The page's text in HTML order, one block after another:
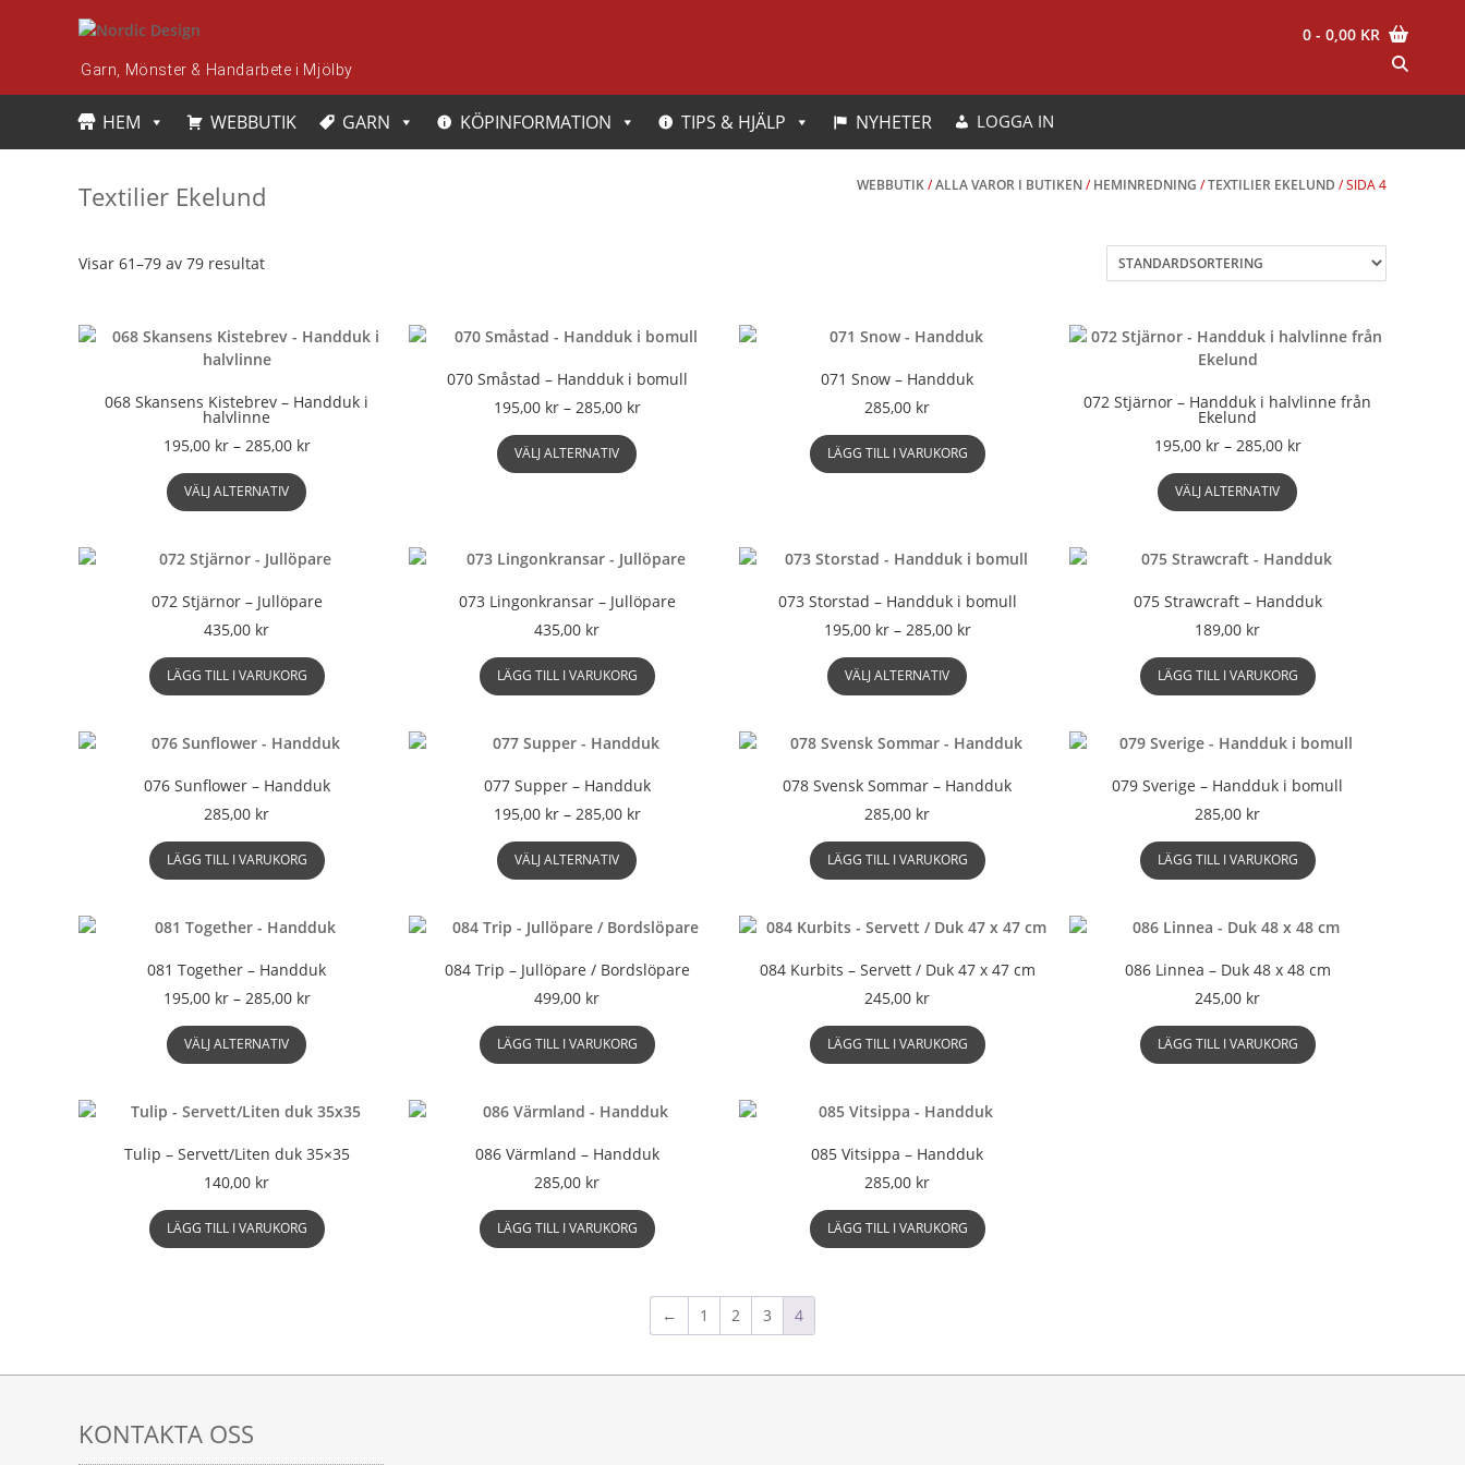
Garn, Mönster & Handarbete i Mjölby
0 - 0,00 KR
HEM WEBBUTIK GARN KÖPINFORMATION TIPS & HJÄLP NYHETER LOGGA IN
WEBBUTIK/ALLA VAROR I BUTIKEN/HEMINREDNING /TEXTILIER EKELUND / SIDA 4
Textilier Ekelund
Visar 61–79 av 79 resultat
068 Skansens Kistebrev – Handduk i
halvlinne
195,00 kr – 285,00 krPrisintervall:
VÄLJ ALTERNATIV
här
flera
De
alternativen
kan
produktsidan
070 Småstad – Handduk i bomull
195,00 kr – 285,00 krPrisintervall:
VÄLJ ALTERNATIV
här
varianter.
De
olika
väljas
på
071 Snow – Handduk
285,00 kr
LÄGG TILL I VARUKORG
072 Stjärnor – Handduk i halvlinne från
Ekelund
195,00 kr – 285,00 krPrisintervall:
VÄLJ ALTERNATIV
här
flera
De
alternativen
kan
produktsidan
072 Stjärnor – Jullöpare
435,00 kr
LÄGG TILL I VARUKORG
073 Lingonkransar – Jullöpare
435,00 kr
LÄGG TILL I VARUKORG
073 Storstad – Handduk i bomull
195,00 kr – 285,00 krPrisintervall:
VÄLJ ALTERNATIV
här
flera
De
alternativen
kan
produktsidan
075 Strawcraft – Handduk
189,00 kr
LÄGG TILL I VARUKORG
076 Sunflower – Handduk
285,00 kr
LÄGG TILL I VARUKORG
077 Supper – Handduk
195,00 kr – 285,00 krPrisintervall:
VÄLJ ALTERNATIV
här
flera
De
alternativen
kan
produktsidan
078 Svensk Sommar – Handduk
285,00 kr
LÄGG TILL I VARUKORG
079 Sverige – Handduk i bomull
285,00 kr
LÄGG TILL I VARUKORG
081 Together – Handduk
195,00 kr – 285,00 krPrisintervall:
VÄLJ ALTERNATIV
här
flera
De
alternativen
kan
084 Trip – Jullöpare / Bordslöpare
499,00 kr
LÄGG TILL I VARUKORG
084 Kurbits – Servett / Duk 47 x 47 cm
245,00 kr
LÄGG TILL I VARUKORG
086 Linnea – Duk 48 x 48 cm
245,00 kr
LÄGG TILL I VARUKORG
Tulip – Servett/Liten duk 35×35
140,00 kr
LÄGG TILL I VARUKORG
086 Värmland – Handduk
285,00 kr
LÄGG TILL I VARUKORG
085 Vitsippa – Handduk
285,00 kr
LÄGG TILL I VARUKORG
← 1 2 3 4
KONTAKTA OSS